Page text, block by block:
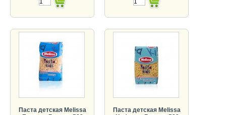
Паста детская Melissa
Паста детская Melissa